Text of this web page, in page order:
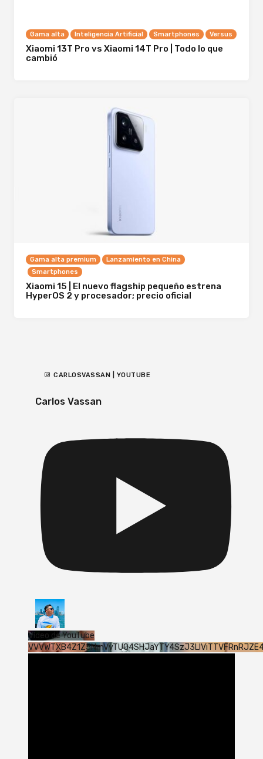
Gama alta Inteligencia Artificial Smartphones Versus
Xiaomi 13T Pro vs Xiaomi 14T Pro | Todo lo que
cambió
Gama alta premium
Lanzamiento en China
Smartphones
Xiaomi 15 | El nuevo flagship pequeño estrena
HyperOS 2 y procesador; precio oficial
CARLOSVASSAN | YOUTUBE
Carlos Vassan
Vídeo de YouTube